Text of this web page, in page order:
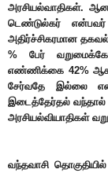
அரசியல்வாதிகள்.
டெண்டுல்கர் என்பவர்
அதிர்ச்சிகரமான
% பேர்
எண்ணிக்கை 42% ஆக
சேர்வதே இல்லை
இடைத்தேர்தல் வந்தால்
அரசியல்வியாதிகள்
வந்தவாசி